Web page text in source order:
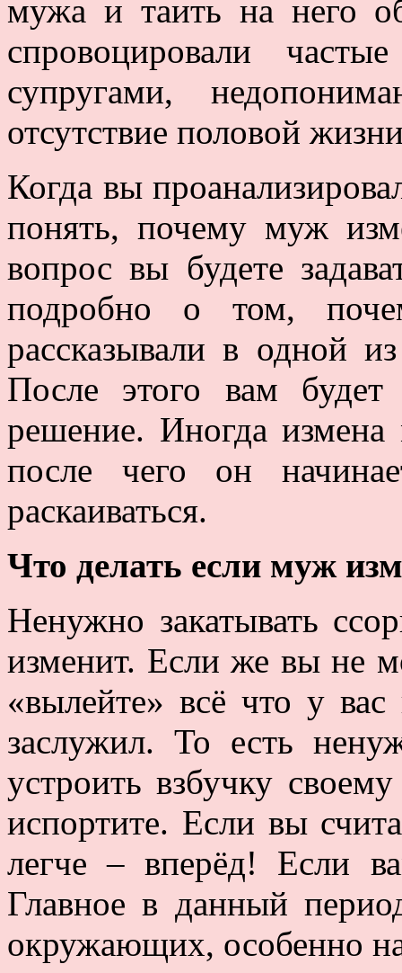
мужа и таить на него
спровоцировали
супругами,
отсутствие половой
Когда вы
понять, почему муж
вопрос вы будете
подробно о том,
рассказывали в одной
После этого вам будет
решение. Иногда измена
после чего он
раскаиваться.
Что делать если муж
Ненужно закатывать
изменит. Если же вы не
«вылейте» всё что у
заслужил. То есть
устроить взбучку
испортите. Если вы
легче – вперёд! Если
Главное в данный
окружающих, особенно